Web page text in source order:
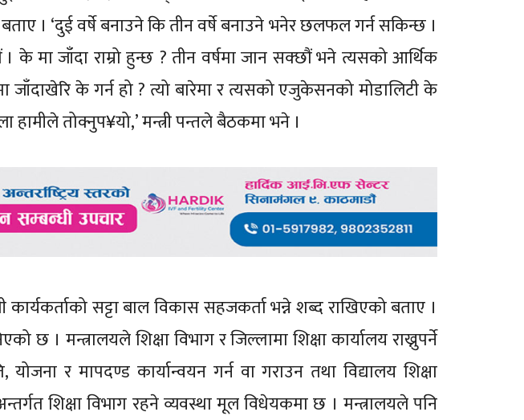
। ‘दुई वर्षे बनाउने कि तीन वर्षे बनाउने भनेर छलफल गर्न सकिन्छ ।
के मा जाँदा राम्रो हुन्छ ? तीन वर्षमा जान सक्छौं भने त्यसको आर्थिक
जाँदाखेरि के गर्न हो ? त्यो बारेमा र त्यसको एजुकेसनको मोडालिटी के
हामीले तोक्नुप¥यो,’ मन्त्री पन्तले बैठकमा भने ।
सट्टा बाल विकास सहजकर्ता भन्ने शब्द राखिएको बताए ।
छ । मन्त्रालयले शिक्षा विभाग र जिल्लामा शिक्षा कार्यालय राख्नुपर्ने
योजना र मापदण्ड कार्यान्वयन गर्न वा गराउन तथा विद्यालय शिक्षा
शिक्षा विभाग रहने व्यवस्था मूल विधेयकमा छ । मन्त्रालयले पनि